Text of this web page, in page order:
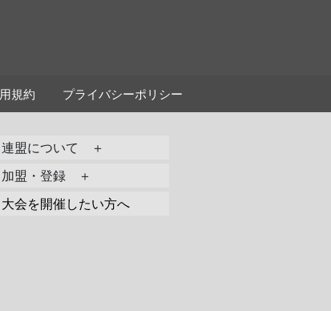
規約 プライバシーポリシー
連盟について ＋
加盟・登録 ＋
大会を開催したい方へ